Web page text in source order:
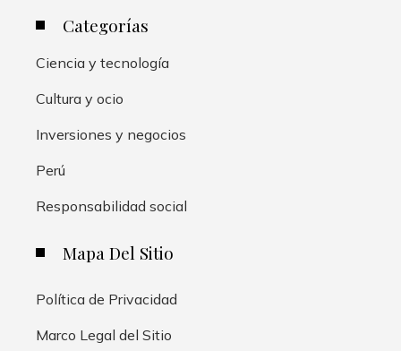
Categorías
Ciencia y tecnología
Cultura y ocio
Inversiones y negocios
Perú
Responsabilidad social
Mapa Del Sitio
Política de Privacidad
Marco Legal del Sitio